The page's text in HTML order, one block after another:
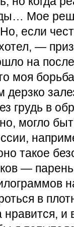
Мое
если
—
на
моя
грудь в
могло
такое
—
в